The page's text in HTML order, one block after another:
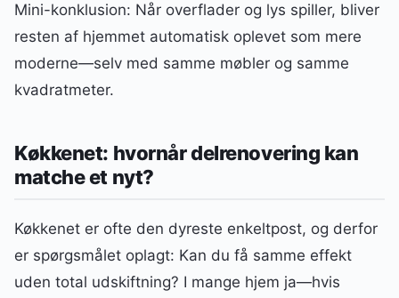
Mini-konklusion: Når overflader og lys spiller, bliver
resten af hjemmet automatisk oplevet som mere
moderne—selv med samme møbler og samme
kvadratmeter.
Køkkenet: hvornår delrenovering kan
matche et nyt?
Køkkenet er ofte den dyreste enkeltpost, og derfor
er spørgsmålet oplagt: Kan du få samme effekt
uden total udskiftning? I mange hjem ja—hvis